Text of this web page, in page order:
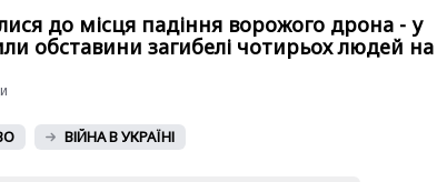
до місця падіння ворожого дрона - у
обставини загибелі чотирьох людей на
ВІЙНА В УКРАЇНІ